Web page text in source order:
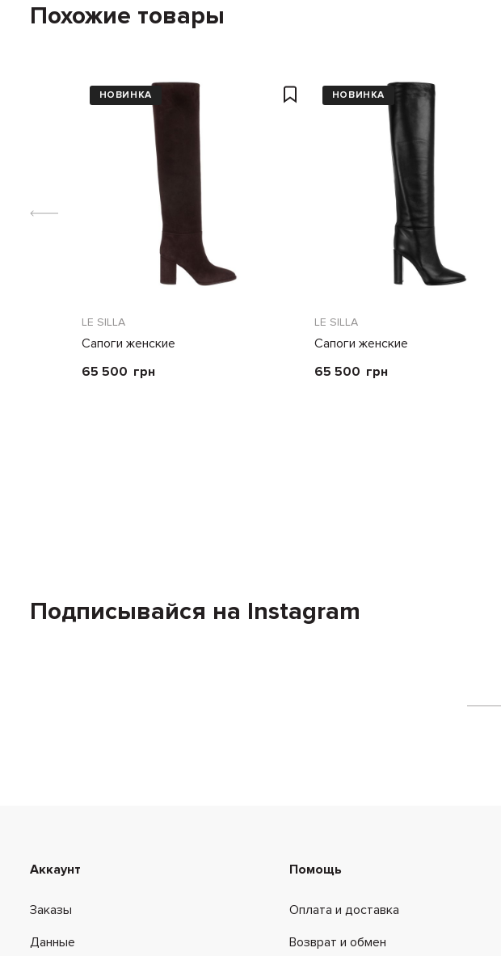
Похожие товары
НОВИНКА
LE SILLA
Сапоги женские
65 500 грн
НОВИНКА
LE SILLA
Сапоги женские
65 500 грн
Подписывайся на Instagram
Аккаунт
Заказы
Данные
Помощь
Оплата и доставка
Возврат и обмен